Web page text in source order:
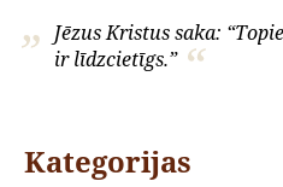
Jēzus Kristus saka:
ir līdzcietīgs.”
Kategorijas